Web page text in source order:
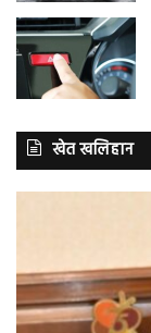
खेत खलिहान